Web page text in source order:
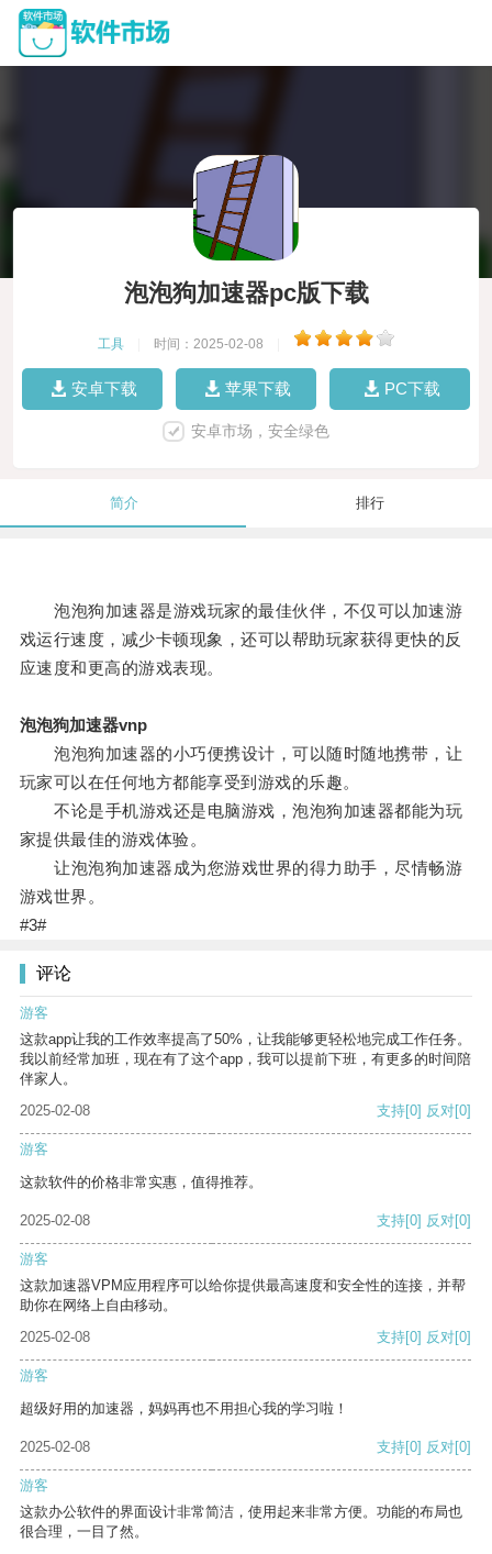
泡泡狗加速器pc版下载
工具 时间：2025-02-08
安卓下载 苹果下载 PC下载
安卓市场，安全绿色
简介 排行
泡泡狗加速器是游戏玩家的最佳伙伴，不仅可以加速游
戏运行速度，减少卡顿现象，还可以帮助玩家获得更快的反
应速度和更高的游戏表现。
泡泡狗加速器vnp
泡泡狗加速器的小巧便携设计，可以随时随地携带，让
玩家可以在任何地方都能享受到游戏的乐趣。
不论是手机游戏还是电脑游戏，泡泡狗加速器都能为玩
家提供最佳的游戏体验。
让泡泡狗加速器成为您游戏世界的得力助手，尽情畅游
游戏世界。
#3#
评论
游客
这款app让我的工作效率提高了50%，让我能够更轻松地完成工作任务。
我以前经常加班，现在有了这个app，我可以提前下班，有更多的时间陪
伴家人。
2025-02-08
支持[0] 反对[0]
游客
这款软件的价格非常实惠，值得推荐。
2025-02-08 支持[0] 反对[0]
游客
这款加速器VPM应用程序可以给你提供最高速度和安全性的连接，并帮
助你在网络上自由移动。
2025-02-08
支持[0] 反对[0]
游客
超级好用的加速器，妈妈再也不用担心我的学习啦！
2025-02-08 支持[0] 反对[0]
游客
这款办公软件的界面设计非常简洁，使用起来非常方便。功能的布局也
很合理，一目了然。